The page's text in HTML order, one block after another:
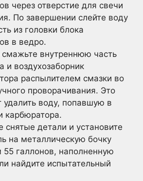
через отверстие для свечи
По завершении слейте воду
из головки блока
в ведро.
внутреннюю часть
и воздухозаборник
распылителем смазки во
проворачивания. Это
удалить воду, попавшую в
карбюратора.
снятые детали и установите
на металлическую бочку
галлонов, наполненную
найдите испытательный